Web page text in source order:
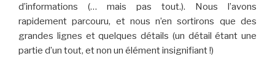
d’informations (… mais pas tout.). Nous l’avons
rapidement parcouru, et nous n’en sortirons que des
grandes lignes et quelques détails (un détail étant une
partie d’un tout, et non un élément insignifiant !)